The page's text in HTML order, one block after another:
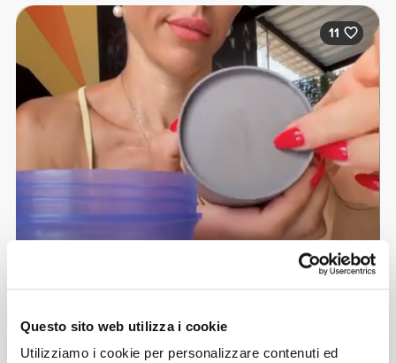
Questo sito web utilizza i cookie
Utilizziamo i cookie per personalizzare contenuti ed
11
Federica Pacela